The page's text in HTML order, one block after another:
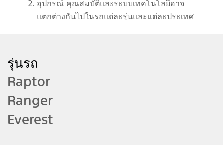
อุปกรณ์ คุณสมบัติและระบบเทคโนโลยีอาจ
แตกต่างกันไปในรถแต่ละรุ่นและแต่ละประเทศ
แต่ละประเทศจะมีการเปิดเผยในโอกาสต่อไป
วิดีโอนี้ถ่ายทำด้วยรถยนต์ที่จำหน่ายในต่าง
รุ่นรถ
Raptor
Ranger
Everest